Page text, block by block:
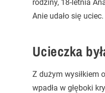
rodziny, 18-letnia
Anie udało się uciec.
Ucieczka
Z dużym wysiłkiem
wpadła w głęboki